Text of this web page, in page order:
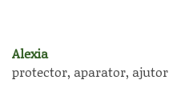
Alexia
protector, aparator, ajutor